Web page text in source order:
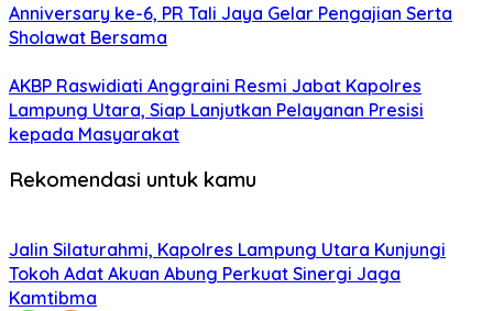
Anniversary ke-6, PR Tali Jaya Gelar Pengajian Serta
Sholawat Bersama
AKBP Raswidiati Anggraini Resmi Jabat Kapolres
Lampung Utara, Siap Lanjutkan Pelayanan Presisi
kepada Masyarakat
Rekomendasi untuk kamu
Jalin Silaturahmi, Kapolres Lampung Utara Kunjungi
Tokoh Adat Akuan Abung Perkuat Sinergi Jaga
Kamtibma